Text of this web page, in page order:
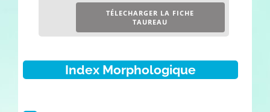
TÉLECHARGER LA FICHE
TAUREAU
Index Morphologique